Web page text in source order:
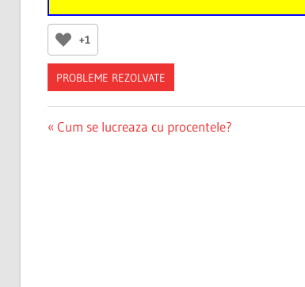
+1
PROBLEME REZOLVATE
Post
Previous
Cum se lucreaza cu procentele?